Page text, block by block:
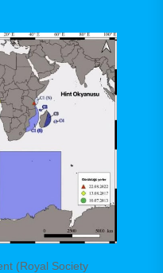
(Royal Society